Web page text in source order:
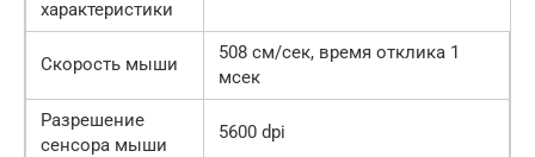
характеристики
Скорость мыши
508 см/сек, время отклика 1
мсек
Разрешение
сенсора мыши
5600 dpi